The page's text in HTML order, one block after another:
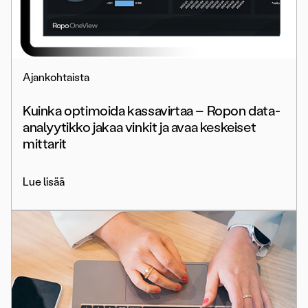
Ajankohtaista
Kuinka optimoida kassavirtaa – Ropon data-
analyytikko jakaa vinkit ja avaa keskeiset
mittarit
Lue lisää